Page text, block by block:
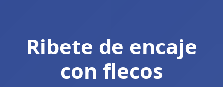
Ribete de encaje
con flecos